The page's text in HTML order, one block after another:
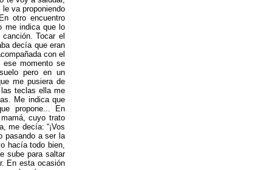
va proponiendo
otro encuentro
me indica que lo
Tocar el
decía que eran
con el
ese momento se
pero en un
me pusiera de
teclas ella me
Me indica que
propone... En
cuyo trato
me decía: “¡Vos
pasando a ser la
hacía todo bien,
sube para saltar
En esta ocasión